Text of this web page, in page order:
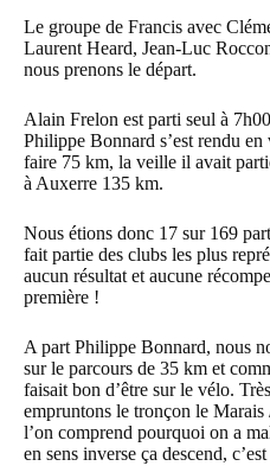
Le groupe de Francis avec
Laurent Heard, Jean-Luc
nous prenons le départ.
Alain Frelon est parti seul à
Philippe Bonnard s’est rendu
faire 75 km, la veille il avait
à Auxerre 135 km.
Nous étions donc 17 sur 169
fait partie des clubs les plus
aucun résultat et aucune
première !
A part Philippe Bonnard, nous
sur le parcours de 35 km et
faisait bon d’être sur le vélo.
empruntons le tronçon le
l’on comprend pourquoi on a
en sens inverse ça descend,